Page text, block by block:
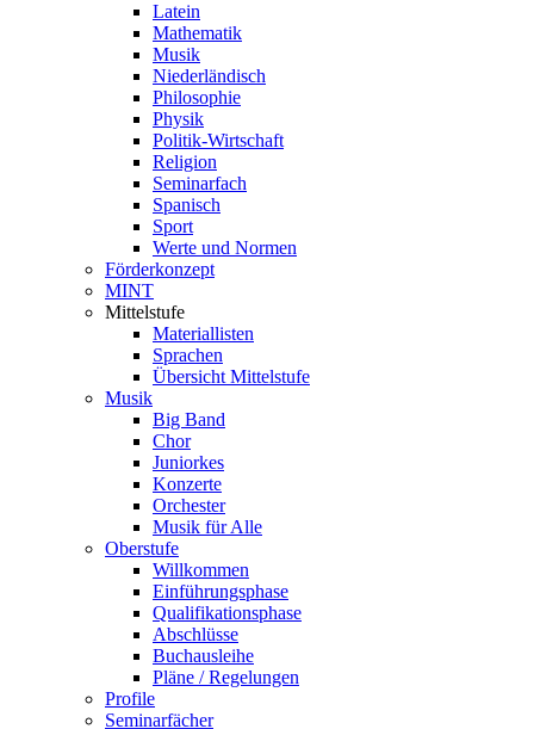
Latein
Mathematik
Musik
Niederländisch
Philosophie
Physik
Politik-Wirtschaft
Religion
Seminarfach
Spanisch
Sport
Werte und Normen
Förderkonzept
MINT
Mittelstufe
Materiallisten
Sprachen
Übersicht Mittelstufe
Musik
Big Band
Chor
Juniorkes
Konzerte
Orchester
Musik für Alle
Oberstufe
Willkommen
Einführungsphase
Qualifikationsphase
Abschlüsse
Buchausleihe
Pläne / Regelungen
Profile
Seminarfächer